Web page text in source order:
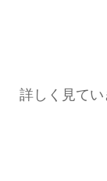
詳しく見てい